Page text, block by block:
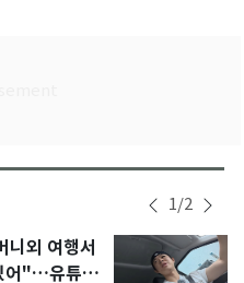
1/2
외 여행서
어"…유튜브